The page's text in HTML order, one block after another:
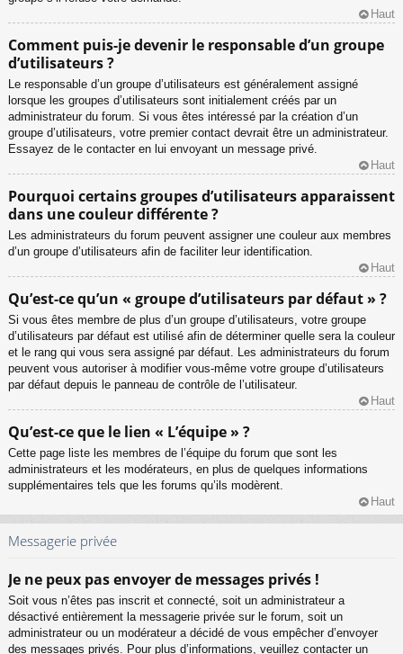
Haut
Comment puis-je devenir le responsable d’un groupe
d’utilisateurs ?
Le responsable d’un groupe d’utilisateurs est généralement assigné
lorsque les groupes d’utilisateurs sont initialement créés par un
administrateur du forum. Si vous êtes intéressé par la création d’un
groupe d’utilisateurs, votre premier contact devrait être un administrateur.
Essayez de le contacter en lui envoyant un message privé.
Haut
Pourquoi certains groupes d’utilisateurs apparaissent
dans une couleur différente ?
Les administrateurs du forum peuvent assigner une couleur aux membres
d’un groupe d’utilisateurs afin de faciliter leur identification.
Haut
Qu’est-ce qu’un « groupe d’utilisateurs par défaut » ?
Si vous êtes membre de plus d’un groupe d’utilisateurs, votre groupe
d’utilisateurs par défaut est utilisé afin de déterminer quelle sera la couleur
et le rang qui vous sera assigné par défaut. Les administrateurs du forum
peuvent vous autoriser à modifier vous-même votre groupe d’utilisateurs
par défaut depuis le panneau de contrôle de l’utilisateur.
Haut
Qu’est-ce que le lien « L’équipe » ?
Cette page liste les membres de l’équipe du forum que sont les
administrateurs et les modérateurs, en plus de quelques informations
supplémentaires tels que les forums qu’ils modèrent.
Haut
Messagerie privée
Je ne peux pas envoyer de messages privés !
Soit vous n’êtes pas inscrit et connecté, soit un administrateur a
désactivé entièrement la messagerie privée sur le forum, soit un
administrateur ou un modérateur a décidé de vous empêcher d’envoyer
des messages privés. Pour plus d’informations, veuillez contacter un